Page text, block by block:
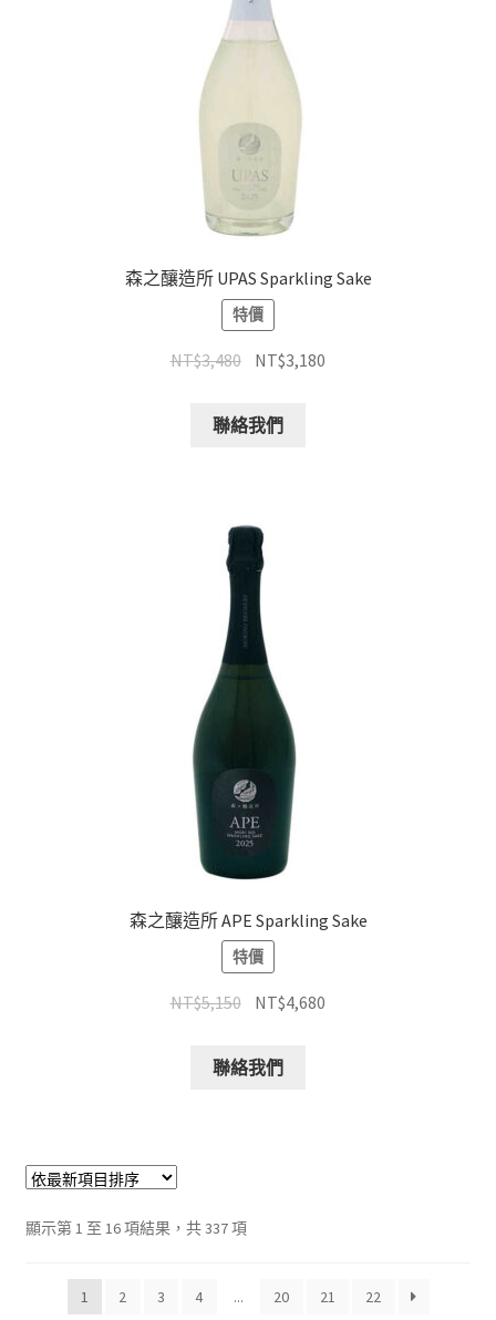
森之釀造所 UPAS Sparkling Sake
特價
NT$3,480 NT$3,180
聯絡我們
森之釀造所 APE Sparkling Sake
特價
NT$5,150 NT$4,680
聯絡我們
顯示第 1 至 16 項結果，共 337 項
1 2 3 4 ... 20 21 22